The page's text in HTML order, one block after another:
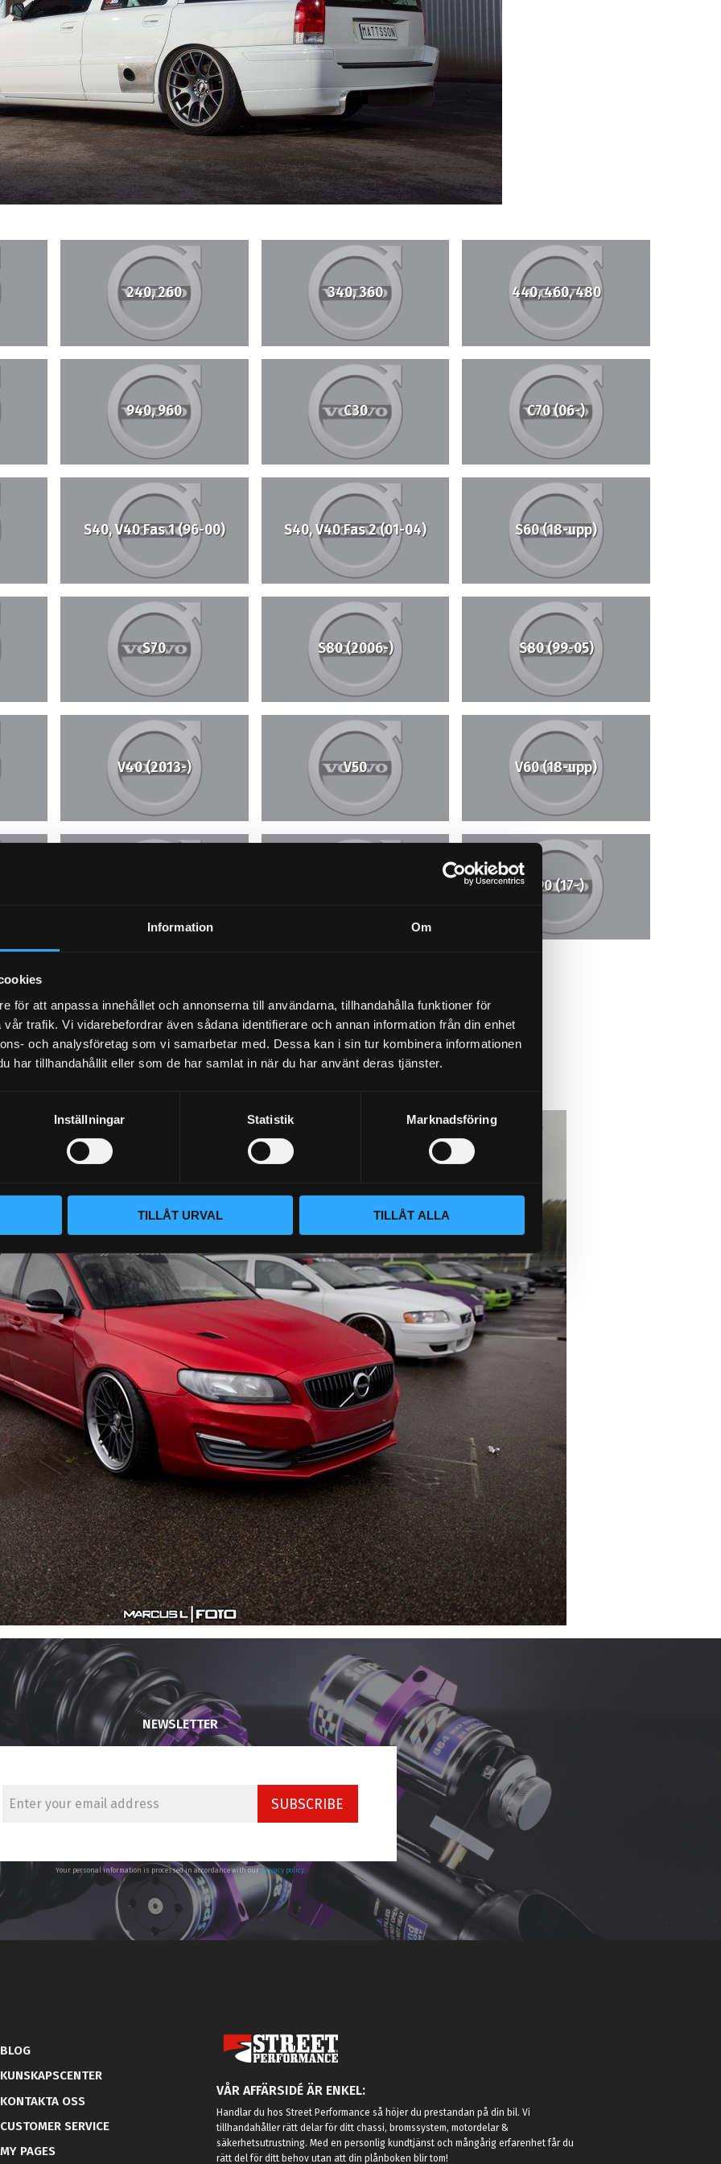
Information Om
för att anpassa innehållet och annonserna till användarna, tillhandahålla funktioner för
trafik. Vi vidarebefordrar även sådana identifierare och annan information från din enhet
och analysföretag som vi samarbetar med. Dessa kan i sin tur kombinera informationen
har tillhandahållit eller som de har samlat in när du har använt deras tjänster.
Inställningar Statistik Marknadsföring
TILLÅT URVAL TILLÅT ALLA
240, 260 340, 360 440, 460, 480
940, 960 C30 C70 (06-)
S40, V40 Fas 1 (96-00) S40, V40 Fas 2 (01-04) S60 (18-upp)
S70 S80 (2006-) S80 (99-05)
V40 (2013-) V50 V60 (18-upp)
V90 (17-)
XC60 XC90
NEWSLETTER
SUBSCRIBE
Your personal information is processed in accordance with our privacy policy.
BLOG
KUNSKAPSCENTER
KONTAKTA OSS
CUSTOMER SERVICE
MY PAGES
VÅR AFFÄRSIDÉ ÄR ENKEL:
Handlar du hos Street Performance så höjer du prestandan på din bil. Vi
tillhandahåller rätt delar för ditt chassi, bromssystem, motordelar &
säkerhetsutrustning. Med en personlig kundtjänst och mångårig erfarenhet får du
rätt del för ditt behov utan att din plånboken blir tom!